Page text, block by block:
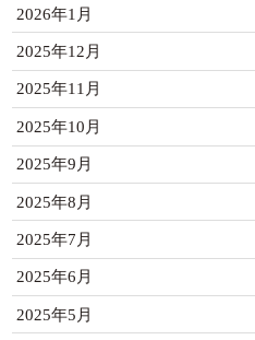
2026年1月
2025年12月
2025年11月
2025年10月
2025年9月
2025年8月
2025年7月
2025年6月
2025年5月